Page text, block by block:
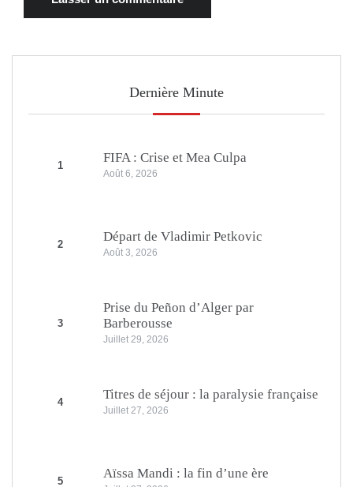
Dernière Minute
1
FIFA : Crise et Mea Culpa
Août 6, 2026
2
Départ de Vladimir Petkovic
Août 3, 2026
3
Prise du Peñon d’Alger par
Barberousse
Juillet 29, 2026
4
Titres de séjour : la paralysie française
Juillet 27, 2026
5
Aïssa Mandi : la fin d’une ère